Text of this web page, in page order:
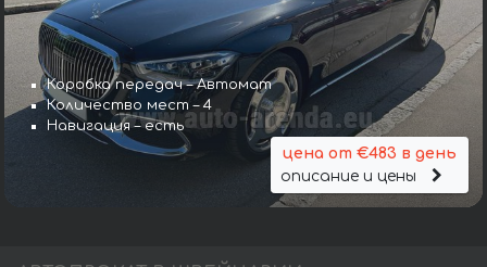
Коробка передач – Автомат
Количество мест – 4
Навигация – есть
цена от €483 в день
описание и цены